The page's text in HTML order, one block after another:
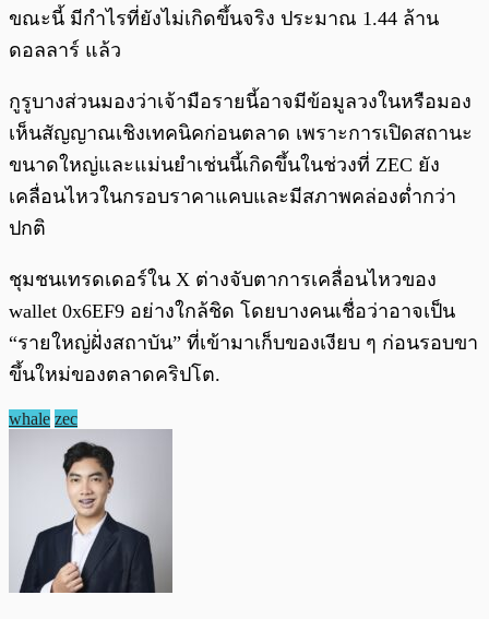
ขณะนี้ มีกำไรที่ยังไม่เกิดขึ้นจริง ประมาณ 1.44 ล้าน
ดอลลาร์ แล้ว
กูรูบางส่วนมองว่าเจ้ามือรายนี้อาจมีข้อมูลวงในหรือมอง
เห็นสัญญาณเชิงเทคนิคก่อนตลาด เพราะการเปิดสถานะ
ขนาดใหญ่และแม่นยำเช่นนี้เกิดขึ้นในช่วงที่ ZEC ยัง
เคลื่อนไหวในกรอบราคาแคบและมีสภาพคล่องต่ำกว่า
ปกติ
ชุมชนเทรดเดอร์ใน X ต่างจับตาการเคลื่อนไหวของ
wallet 0x6EF9 อย่างใกล้ชิด โดยบางคนเชื่อว่าอาจเป็น
“รายใหญ่ฝั่งสถาบัน” ที่เข้ามาเก็บของเงียบ ๆ ก่อนรอบขา
ขึ้นใหม่ของตลาดคริปโต.
whale zec